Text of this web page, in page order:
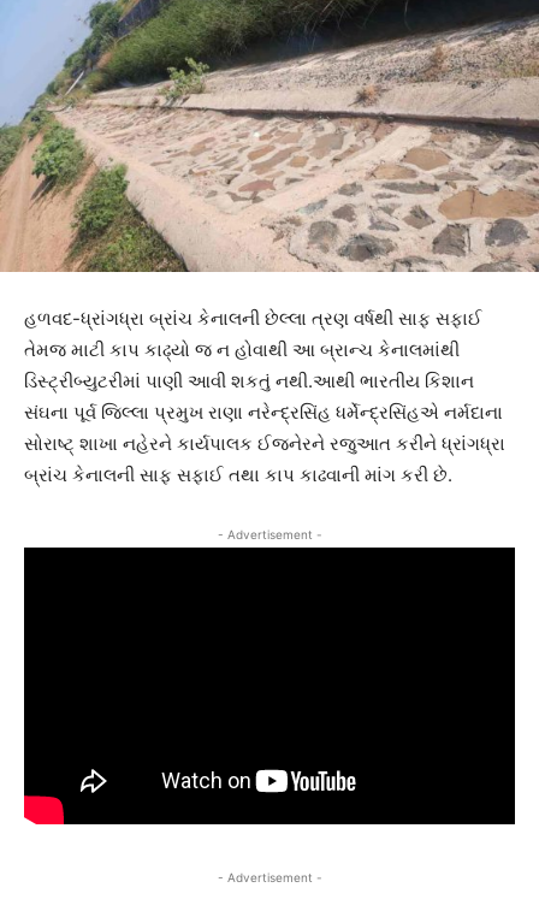
હળવદ-ધ્રાંગધ્રા બ્રાંચ કેનાલની છેલ્લા ત્રણ વર્ષથી સાફ સફાઈ
તેમજ માટી કાપ કાઢ્યો જ ન હોવાથી આ બ્રાન્ચ કેનાલમાંથી
ડિસ્ટ્રીબ્યુટરીમાં પાણી આવી શકતું નથી.આથી ભારતીય કિશાન
સંઘના પૂર્વ જિલ્લા પ્રમુખ રાણા નરેન્દ્રસિંહ ધર્મેન્દ્રસિંહએ નર્મદાના
સોરાષ્ટ્ શાખા નહેરને કાર્યપાલક ઈજનેરને રજુઆત કરીને ધ્રાંગધ્રા
બ્રાંચ કેનાલની સાફ સફાઈ તથા કાપ કાઢવાની માંગ કરી છે.
- Advertisement -
- Advertisement -